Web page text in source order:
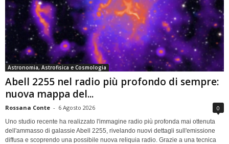
Astronomia, Astrofisica e Cosmologia
Abell 2255 nel radio più profondo di sempre:
nuova mappa del...
Rossana Conte - 6 Agosto 2026 0
Uno studio recente ha realizzato l'immagine radio più profonda mai ottenuta
dell'ammasso di galassie Abell 2255, rivelando nuovi dettagli sull'emissione
diffusa e scoprendo una possibile nuova reliquia radio. Grazie a una tecnica